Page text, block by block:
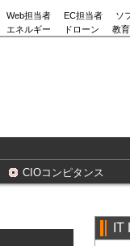
Web担当者 EC担当者
ソ
エネルギー
ドローン 教
CIOコンピタンス
IT